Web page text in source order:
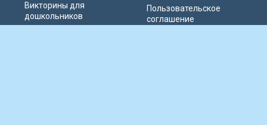
Викторины для
дошкольников
Пользовательское
соглашение